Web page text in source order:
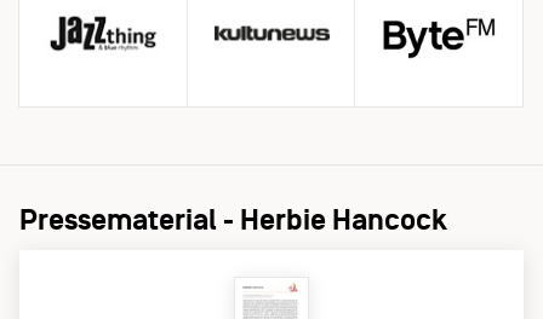
Pressematerial - Herbie Hancock